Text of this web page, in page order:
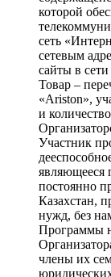
которой
сеть
сетевым
сайты в
Товар –
«Ariston»,
и
Участник
являющееся
постоянно
Казахстан,
нужд, без
Программы
члены их